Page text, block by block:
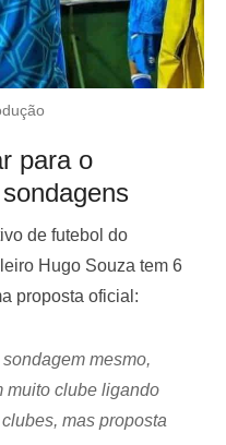
para o
de futebol do
Hugo Souza tem 6
proposta oficial:
mesmo,
muito clube ligando
mas proposta